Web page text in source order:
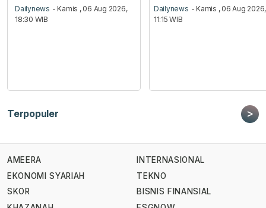
Dailynews - Kamis , 06 Aug 2026,
18:30 WIB
Dailynews - Kamis , 06 Aug 2026,
11:15 WIB
Terpopuler >
AMEERA
EKONOMI SYARIAH
SKOR
INTERNASIONAL
TEKNO
BISNIS FINANSIAL